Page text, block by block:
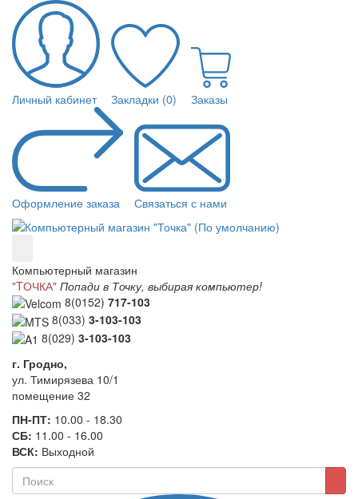
Личный кабинет Закладки (0) Заказы
Оформление заказа Связаться с нами
Компьютерный магазин
"TОЧКА" Попади в Точку, выбирая компьютер!
8(0152) 717-103
8(033) 3-103-103
8(029) 3-103-103
г. Гродно,
ул. Тимирязева 10/1
помещение 32
ПН-ПТ: 10.00 - 18.30
СБ: 11.00 - 16.00
ВСК: Выходной